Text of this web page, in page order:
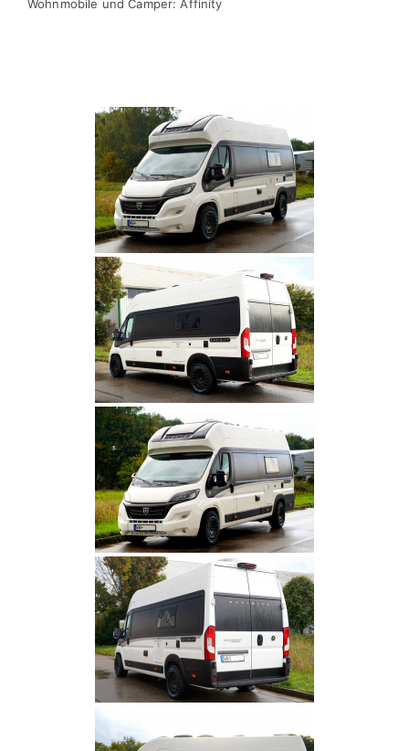
Wohnmobile und Camper: Affinity